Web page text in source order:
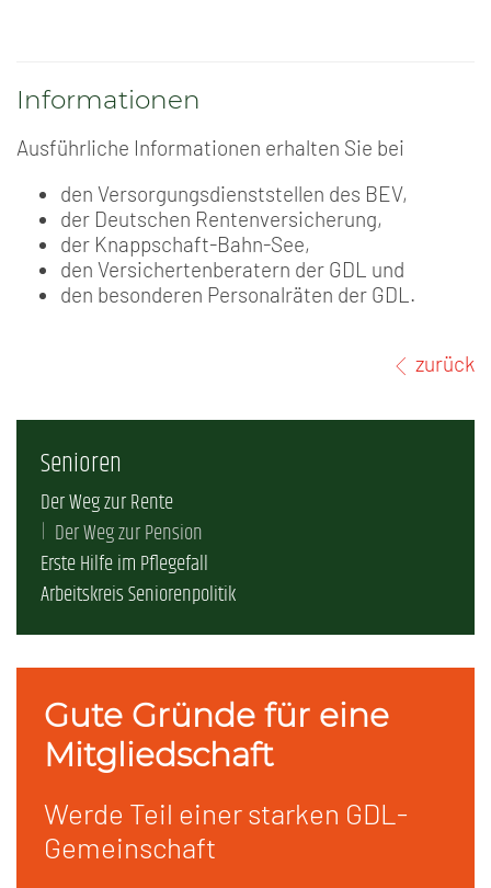
Informationen
Ausführliche Informationen erhalten Sie bei
den Versorgungsdienststellen des BEV,
der Deutschen Rentenversicherung,
der Knappschaft-Bahn-See,
den Versichertenberatern der GDL und
den besonderen Personalräten der GDL.
zurück
Senioren
Der Weg zur Rente
Der Weg zur Pension
Erste Hilfe im Pflegefall
Arbeitskreis Seniorenpolitik
Gute Gründe für eine
Mitgliedschaft
Werde Teil einer starken GDL-
Gemeinschaft